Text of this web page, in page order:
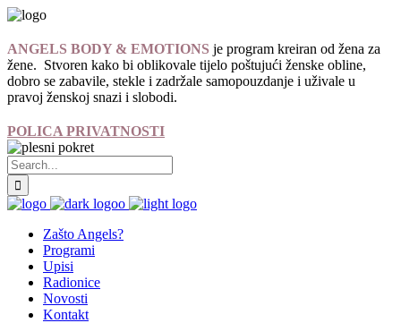
ANGELS BODY & EMOTIONS je program kreiran od žena za
žene. Stvoren kako bi oblikovale tijelo poštujući ženske obline,
dobro se zabavile, stekle i zadržale samopouzdanje i uživale u
pravoj ženskoj snazi i slobodi.
POLICA PRIVATNOSTI
Zašto Angels?
Programi
Upisi
Radionice
Novosti
Kontakt